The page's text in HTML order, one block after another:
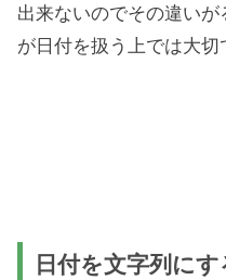
出来ないのでその違い
が日付を扱う上では大切
日付を文字列に